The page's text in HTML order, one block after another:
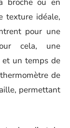
texture idéale,
pour une
cela, une
et un temps de
de
permettant